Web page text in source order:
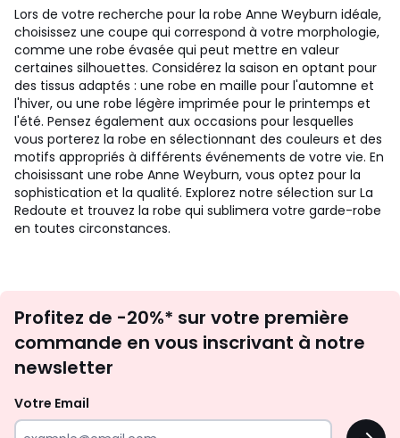
Lors de votre recherche pour la robe Anne Weyburn idéale,
choisissez une coupe qui correspond à votre morphologie,
comme une robe évasée qui peut mettre en valeur
certaines silhouettes. Considérez la saison en optant pour
des tissus adaptés : une robe en maille pour l'automne et
l'hiver, ou une robe légère imprimée pour le printemps et
l'été. Pensez également aux occasions pour lesquelles
vous porterez la robe en sélectionnant des couleurs et des
motifs appropriés à différents événements de votre vie. En
choisissant une robe Anne Weyburn, vous optez pour la
sophistication et la qualité. Explorez notre sélection sur La
Redoute et trouvez la robe qui sublimera votre garde-robe
en toutes circonstances.
newsletter
Profitez de -20%* sur votre première
commande en vous inscrivant à notre
newsletter
Votre Email
OK